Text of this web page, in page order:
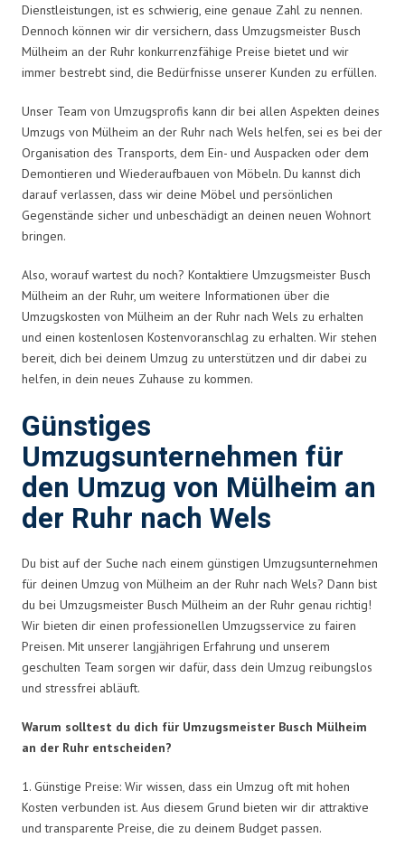
Dienstleistungen, ist es schwierig, eine genaue Zahl zu nennen.
Dennoch können wir dir versichern, dass Umzugsmeister Busch
Mülheim an der Ruhr konkurrenzfähige Preise bietet und wir
immer bestrebt sind, die Bedürfnisse unserer Kunden zu erfüllen.
Unser Team von Umzugsprofis kann dir bei allen Aspekten deines
Umzugs von Mülheim an der Ruhr nach Wels helfen, sei es bei der
Organisation des Transports, dem Ein- und Auspacken oder dem
Demontieren und Wiederaufbauen von Möbeln. Du kannst dich
darauf verlassen, dass wir deine Möbel und persönlichen
Gegenstände sicher und unbeschädigt an deinen neuen Wohnort
bringen.
Also, worauf wartest du noch? Kontaktiere Umzugsmeister Busch
Mülheim an der Ruhr, um weitere Informationen über die
Umzugskosten von Mülheim an der Ruhr nach Wels zu erhalten
und einen kostenlosen Kostenvoranschlag zu erhalten. Wir stehen
bereit, dich bei deinem Umzug zu unterstützen und dir dabei zu
helfen, in dein neues Zuhause zu kommen.
Günstiges
Umzugsunternehmen für
den Umzug von Mülheim an
der Ruhr nach Wels
Du bist auf der Suche nach einem günstigen Umzugsunternehmen
für deinen Umzug von Mülheim an der Ruhr nach Wels? Dann bist
du bei Umzugsmeister Busch Mülheim an der Ruhr genau richtig!
Wir bieten dir einen professionellen Umzugsservice zu fairen
Preisen. Mit unserer langjährigen Erfahrung und unserem
geschulten Team sorgen wir dafür, dass dein Umzug reibungslos
und stressfrei abläuft.
Warum solltest du dich für Umzugsmeister Busch Mülheim
an der Ruhr entscheiden?
1. Günstige Preise: Wir wissen, dass ein Umzug oft mit hohen
Kosten verbunden ist. Aus diesem Grund bieten wir dir attraktive
und transparente Preise, die zu deinem Budget passen.